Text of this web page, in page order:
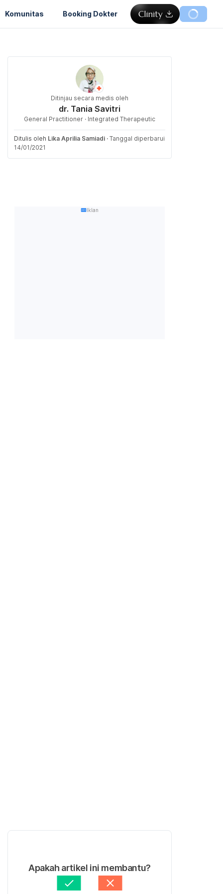
Komunitas Booking Dokter
Ditinjau secara medis oleh
dr. Tania Savitri
General Practitioner · Integrated Therapeutic
Ditulis oleh Lika Aprilia Samiadi · Tanggal diperbarui
14/01/2021
Iklan
Apakah artikel ini membantu?